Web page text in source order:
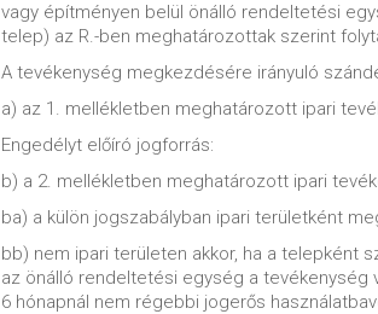
vagy építményen belül önálló rendeltetési
telep) az R.-ben meghatározottak szerint
A tevékenység megkezdésére irányuló
a) az 1. mellékletben meghatározott ipari
Engedélyt előíró jogforrás:
b) a 2. mellékletben meghatározott ipari
ba) a külön jogszabályban ipari területként
bb) nem ipari területen akkor, ha a telepként
az önálló rendeltetési egység a
6 hónapnál nem régebbi jogerős